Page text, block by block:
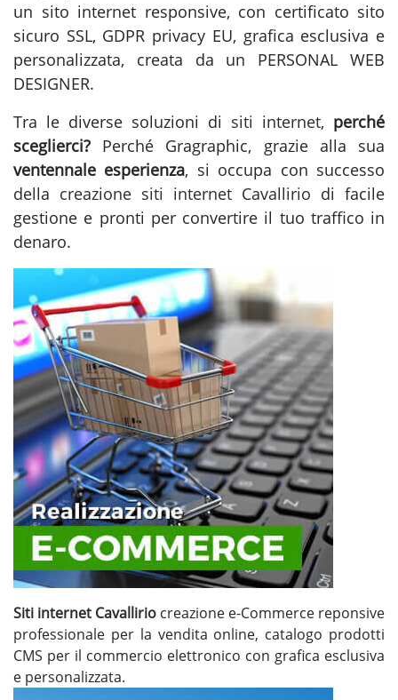
un sito internet responsive, con certificato sito
sicuro SSL, GDPR privacy EU, grafica esclusiva e
personalizzata, creata da un PERSONAL WEB
DESIGNER.
Tra le diverse soluzioni di siti internet, perché
sceglierci? Perché Gragraphic, grazie alla sua
ventennale esperienza, si occupa con successo
della creazione siti internet Cavallirio di facile
gestione e pronti per convertire il tuo traffico in
denaro.
Siti internet Cavallirio creazione e-Commerce reponsive
professionale per la vendita online, catalogo prodotti
CMS per il commercio elettronico con grafica esclusiva
e personalizzata.